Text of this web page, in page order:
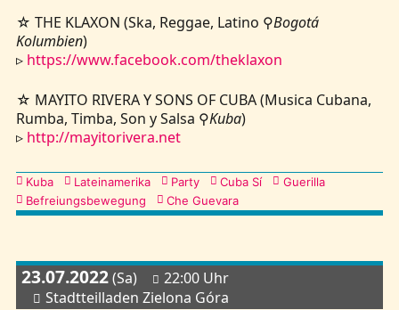
☆ THE KLAXON (Ska, Reggae, Latino ⚲Bogotá
Kolumbien)
▹ https://www.facebook.com/theklaxon
☆ MAYITO RIVERA Y SONS OF CUBA (Musica Cubana,
Rumba, Timba, Son y Salsa ⚲Kuba)
▹ http://mayitorivera.net
Kategorien
Kuba Lateinamerika Party Cuba Sí
Guerilla
Befreiungsbewegung
Che Guevara
23.07.2022(Sa)
22:00 Uhr
Stadtteilladen Zielona Góra